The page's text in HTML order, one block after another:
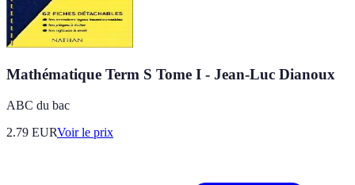
Mathématique Term S Tome I - Jean-Luc Dianoux
ABC du bac
2.79 EURVoir le prix